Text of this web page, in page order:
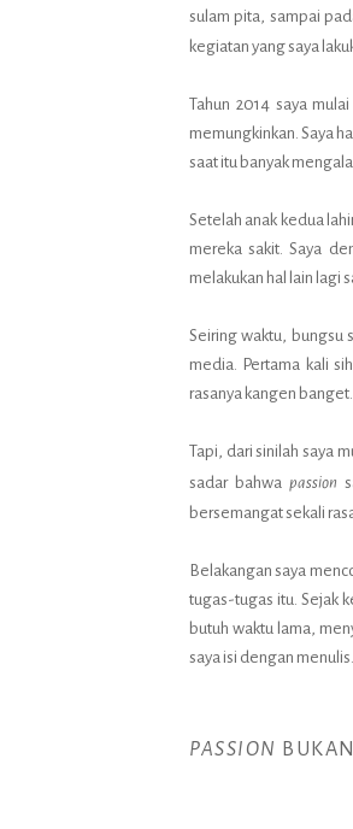
sulam pita, sampai
kegiatan yang saya
Tahun 2014 saya
memungkinkan. Saya
saat itu banyak
Setelah anak kedua
mereka sakit. Saya
melakukan hal lain lagi
Seiring waktu, bungsu
media. Pertama kali
rasanya kangen
Tapi, dari sinilah saya
sadar bahwa passion
bersemangat sekali
Belakangan saya
tugas-tugas itu. Sejak
butuh waktu lama,
saya isi dengan menulis.
PASSION